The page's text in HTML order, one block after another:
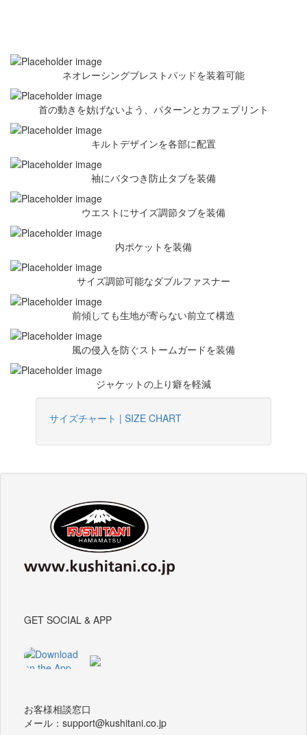
ネオレーシングブレストパッドを装着可能
首の動きを妨げないよう、パターンとカフェプリント
キルトデザインを各部に配置
袖にバタつき防止タブを装備
ウエストにサイズ調節タブを装備
内ポケットを装備
サイズ調節可能なダブルファスナー
前傾しても生地が寄らない前立て構造
風の侵入を防ぐストームガードを装備
ジャケットの上り癖を軽減
サイズチャート | SIZE CHART
GET SOCIAL & APP
お客様相談窓口
メール：support@kushitani.co.jp